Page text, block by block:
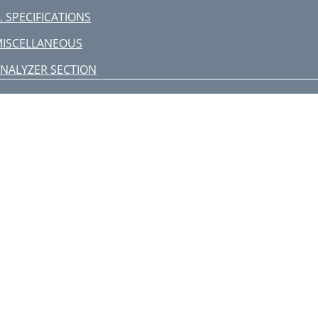
SPECIFICATIONS
SECTION